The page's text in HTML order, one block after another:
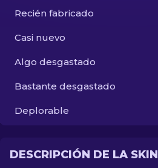
Otro
Recién fabricado
Casi nuevo
Algo desgastado
Bastante desgastado
Deplorable
DESCRIPCIÓN DE LA SKIN